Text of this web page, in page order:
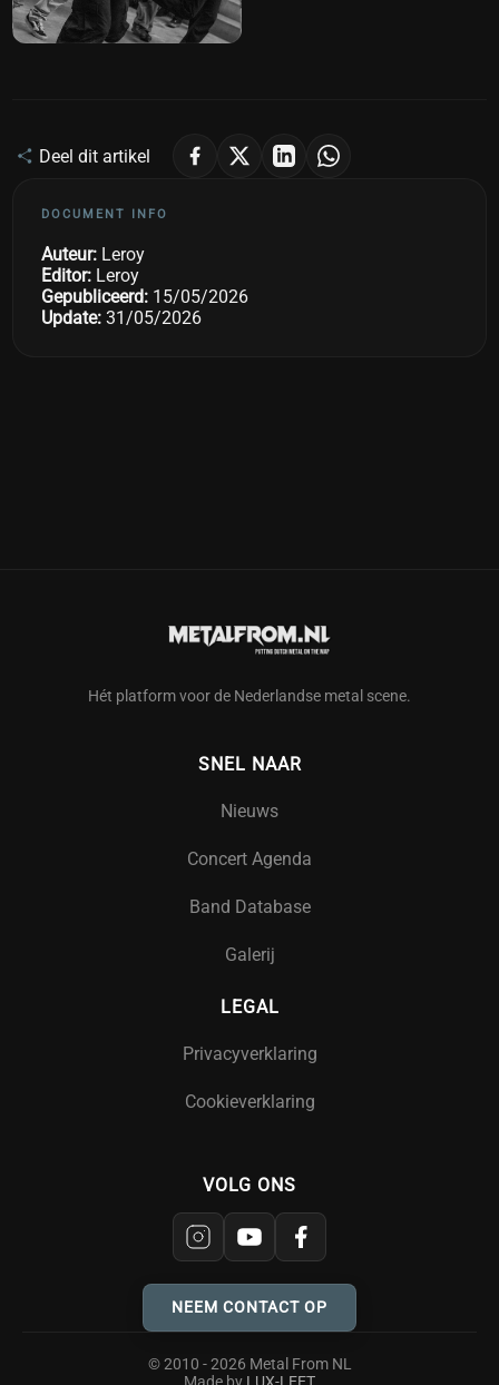
Deel dit artikel
DOCUMENT INFO
Auteur: Leroy
Editor: Leroy
Gepubliceerd: 15/05/2026
Update: 31/05/2026
Hét platform voor de Nederlandse metal scene.
SNEL NAAR
Nieuws
Concert Agenda
Band Database
Galerij
LEGAL
Privacyverklaring
Cookieverklaring
VOLG ONS
NEEM CONTACT OP
© 2010 - 2026 Metal From NL
Made by LUX-LEET